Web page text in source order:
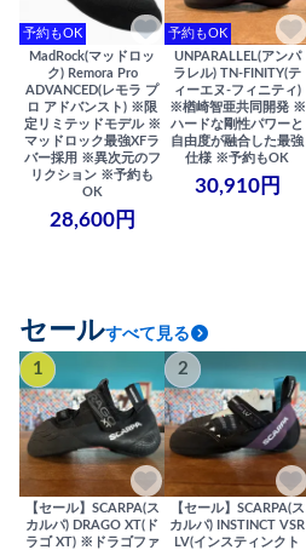
予約もOK
MadRock(マッドロッ
ク) Remora Pro
ADVANCED(レモラ プ
ロ アドバンスト) ※限
定リミテッドモデル ※
マッドロック最強XFラ
バー採用 ※異次元のフ
リクション ※予約も
OK
28,600円
予約もOK
UNPARALLEL(アンパ
ラレル) TN-FINITY(テ
ィーエヌ-フィニティ)
※楢崎智亜共同開発 ※
ハードな剛性パワーと
自由度が融合した最強
仕様 ※予約もOK
30,910円
セールすべて見る
1
【セール】SCARPA(ス
カルパ) DRAGO XT(ド
ラゴ XT) ※ドラゴファ
2
【セール】SCARPA(ス
カルパ) INSTINCT VSR
LV(インスティンクト